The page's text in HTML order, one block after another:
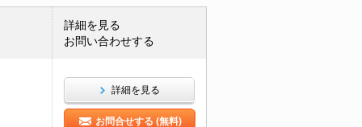
詳細を見る
お問い合わせする
詳細を見る
お問合せする (無料)